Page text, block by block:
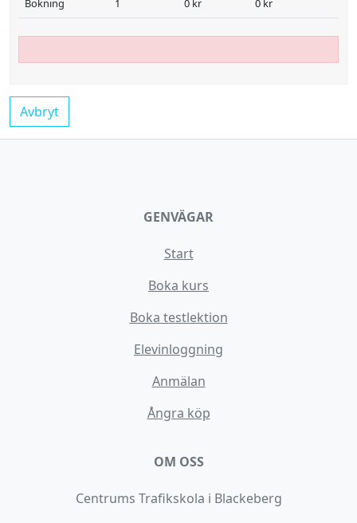
Bokning 1 0 kr 0 kr
Avbryt
GENVÄGAR
Start
Boka kurs
Boka testlektion
Elevinloggning
Anmälan
Ångra köp
OM OSS
Centrums Trafikskola i Blackeberg